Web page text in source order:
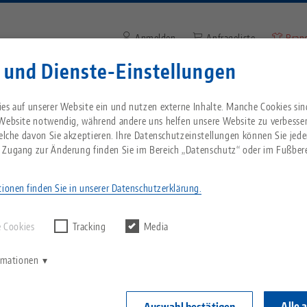
und Dienste-Einstellungen
auf unserer Website ein und nutzen externe Inhalte. Manche Cookies
notwendig, während andere uns helfen unsere Website zu
davon Sie akzeptieren. Ihre Datenschutzeinstellungen können Sie
zur Änderung finden Sie im Bereich „Datenschutz“ oder im
finden Sie in unserer Datenschutzerklärung.
Tracking Media
Website, um landesspezifischen Inhalt zu
usa.com
Alles aus einer Hand
Nullpunktspanntechnik
Breadcrumb
Über LANG
Philosophie
Service
Downloads
FAQ
Aktuelles
Blog
News
Anmelden Anfrageliste
Suchbegriff oder
finden.
Berurfserfahrene & -einsteiger Servicetechniker (m/w) im Bereich
Image